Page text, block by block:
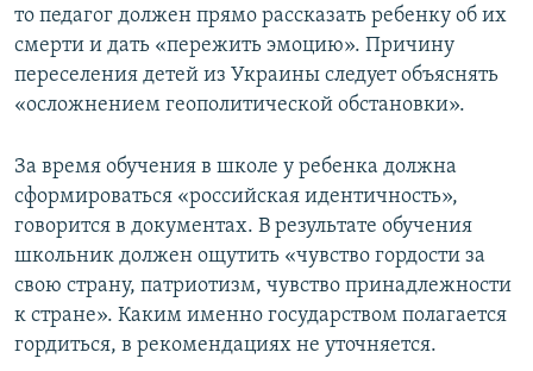
то педагог должен прямо рассказать ребенку об их
смерти и дать «пережить эмоцию». Причину
переселения детей из Украины следует объяснять
«осложнением геополитической обстановки».
За время обучения в школе у ребенка должна
сформироваться «российская идентичность»,
говорится в документах. В результате обучения
школьник должен ощутить «чувство гордости за
свою страну, патриотизм, чувство принадлежности
к стране». Каким именно государством полагается
гордиться, в рекомендациях не уточняется.